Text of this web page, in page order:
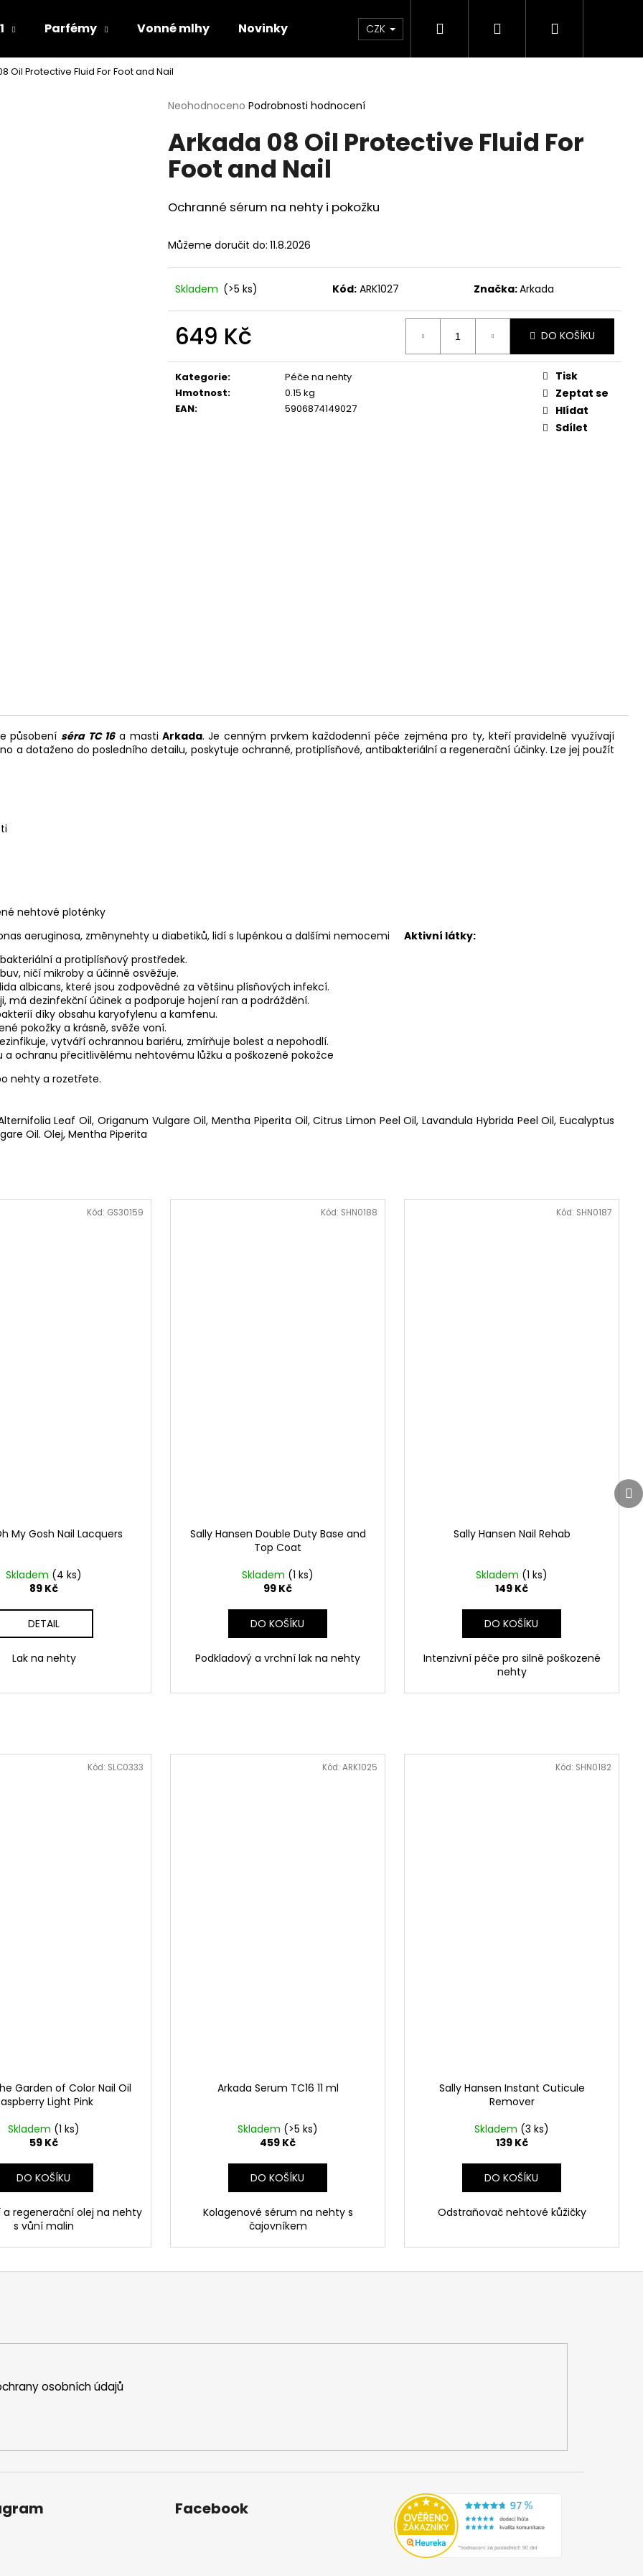
Parfémy Vonné mlhy Novinky Pleť Dárkové Balení
CZK Hledat PřihlášeníNákupní
Oil Protective Fluid For Foot and Nail
Průměrné
produktu
je
0,0
hvězdiček.
Neohodnoceno Podrobnosti hodnocení
Arkada 08 Oil Protective Fluid For
Foot and Nail
Ochranné sérum na nehty i pokožku
Můžeme doručit do: 11.8.2026
Skladem (>5 ks) Kód: ARK1027 Značka:Arkada
649 Kč
cena:
DO KOŠÍKU
Kategorie:
Péče na nehty
Hmotnost:
0.15 kg
EAN: 5906874149027
Tisk
Zeptat se
Hlídat
Sdílet
působení séra TC 16a masti Arkada. Je cenným prvkem každodenní péče zejména pro ty, kteří pravidelně využívají
a dotaženo do posledního detailu, poskytuje ochranné, protiplísňové, antibakteriální a regenerační účinky. Lze jej použít
nehtové ploténky
aeruginosa, změnynehty u diabetiků, lidí s lupénkou a dalšími nemocemi
Aktivní látky:
a protiplísňový prostředek.
ničí mikroby a účinně osvěžuje.
albicans, které jsou zodpovědné za většinu plísňových infekcí.
má dezinfekční účinek a podporuje hojení ran a podráždění.
díky obsahu karyofylenu a kamfenu.
pokožky a krásně, svěže voní.
vytváří ochrannou bariéru, zmírňuje bolest a nepohodlí.
ochranu přecitlivělému nehtovému lůžku a poškozené pokožce
nehty a rozetřete.
Leaf Oil, Origanum Vulgare Oil, Mentha Piperita Oil, Citrus Limon Peel Oil, Lavandula Hybrida Peel Oil, Eucalyptus
Oil. Olej, Mentha Piperita
My Gosh Nail Lacquers
Skladem (4 ks)
89 Kč
DETAIL
Lak na nehty
Kód: GS30159
Sally Hansen Double Duty Base and
Top Coat
Skladem (1 ks)
99 Kč
DO KOŠÍKU
Podkladový a vrchní lak na nehty
Kód: SHN0188
Sally Hansen Nail Rehab
Skladem (1 ks)
149 Kč
DO KOŠÍKU
Intenzivní péče pro silně poškozené
nehty
Kód: SHN0187
Garden of Color Nail Oil
Light Pink
Skladem (1 ks)
59 Kč
DO KOŠÍKU
a regenerační olej na nehty
s vůní malin
Kód: SLC0333
Arkada Serum TC16 11 ml
Skladem (>5 ks)
459 Kč
DO KOŠÍKU
Kolagenové sérum na nehty s
čajovníkem
Kód: ARK1025
Sally Hansen Instant Cuticule
Remover
Skladem (3 ks)
139 Kč
DO KOŠÍKU
Odstraňovač nehtové kůžičky
Kód: SHN0182
Co potřebujete najít?
HLEDAT
Následující
DE VERANO DRAGON BLOOM BODY
NENESS GIRL
129 Kč
osobních údajů
Facebook